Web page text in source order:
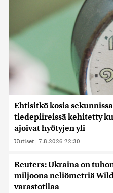
Ehtisitkö kosia
tiedepiireissä kehitetty
ajoivat hyötyjen yli
Uutiset | 7.8.2026 22:30
Reuters: Ukraina on
miljoona neliömetriä
varastotilaa